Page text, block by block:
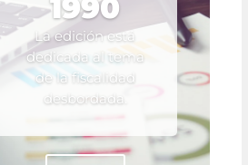
1990
La edición está
dedicada al tema
de la fiscalidad
desbordada.